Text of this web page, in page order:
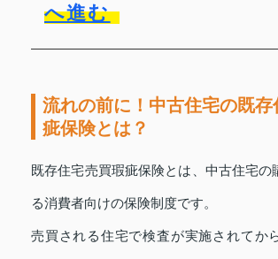
へ進む
流れの前に！中古住宅の既存
疵保険とは？
既存住宅売買瑕疵保険とは、中古住宅の
る消費者向けの保険制度です。
売買される住宅で検査が実施されてか